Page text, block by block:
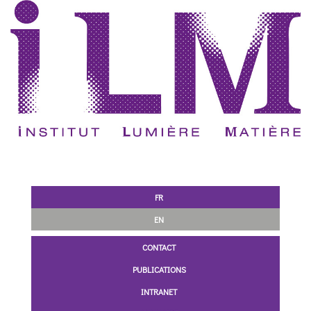
FR
EN
CONTACT
PUBLICATIONS
INTRANET